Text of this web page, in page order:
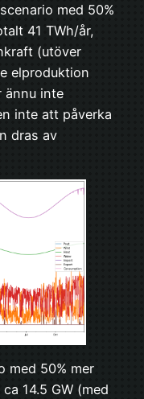
med 50%
41 TWh/år,
(utöver
elproduktion
ännu inte
inte att påverka
dras av
med 50% mer
14.5 GW (med